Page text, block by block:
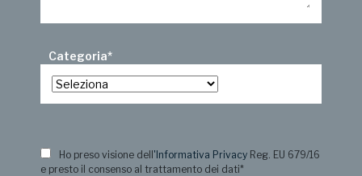
Categoria*
Ho preso visione dell 'Informativa Privacy Reg. EU 679/16
e presto il consenso al trattamento dei dati*